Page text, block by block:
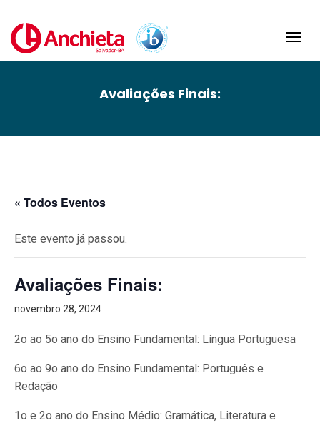
Avaliações Finais:
« Todos Eventos
Este evento já passou.
Avaliações Finais:
novembro 28, 2024
2o ao 5o ano do Ensino Fundamental: Língua Portuguesa
6o ao 9o ano do Ensino Fundamental: Português e
Redação
1o e 2o ano do Ensino Médio: Gramática, Literatura e